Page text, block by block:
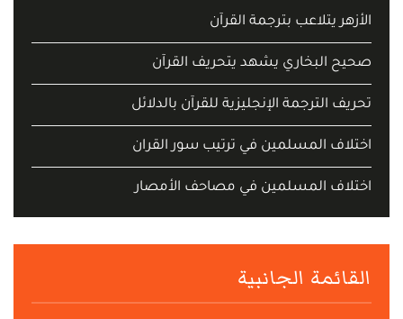
الأزهر يتلاعب بترجمة القرآن
صحيح البخاري يشهد يتحريف القرآن
تحريف الترجمة الإنجليزية للقرآن بالدلائل
اختلاف المسلمين في ترتيب سور القران
اختلاف المسلمين في مصاحف الأمصار
القائمة الجانبية